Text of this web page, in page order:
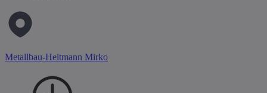
Metallbau-Heitmann Mirko